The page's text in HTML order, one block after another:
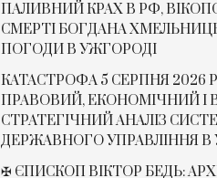
ПАЛИВНИЙ КРАХ В РФ,
СМЕРТІ БОГДАНА
ПОГОДИ В УЖГОРОДІ
КАТАСТРОФА 5 СЕРПНЯ 2026
ПРАВОВИЙ, ЕКОНОМІЧНИЙ І
СТРАТЕГІЧНИЙ АНАЛІЗ
ДЕРЖАВНОГО УПРАВЛІННЯ В
✠ ЄПИСКОП ВІКТОР БЕДЬ: